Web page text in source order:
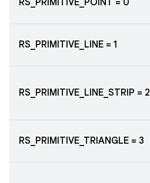
RS_PRIMITIVE_POINT = 0
RS_PRIMITIVE_LINE = 1
RS_PRIMITIVE_LINE_STRIP = 2
RS_PRIMITIVE_TRIANGLE = 3